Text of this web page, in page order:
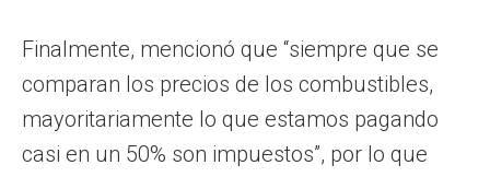
Finalmente, mencionó que “siempre que se
comparan los precios de los combustibles,
mayoritariamente lo que estamos pagando
casi en un 50% son impuestos”, por lo que